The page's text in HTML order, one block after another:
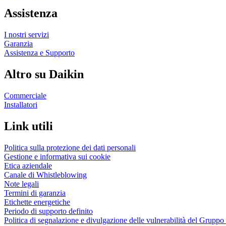
Assistenza
I nostri servizi
Garanzia
Assistenza e Supporto
Altro su Daikin
Commerciale
Installatori
Link utili
Politica sulla protezione dei dati personali
Gestione e informativa sui cookie
Etica aziendale
Canale di Whistleblowing
Note legali
Termini di garanzia
Etichette energetiche
Periodo di supporto definito
Politica di segnalazione e divulgazione delle vulnerabilità del